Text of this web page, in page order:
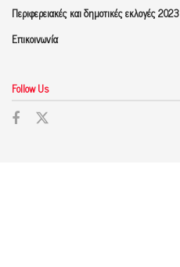
Περιφερειακές και δημοτικές εκλογές 2023
Επικοινωνία
Follow Us